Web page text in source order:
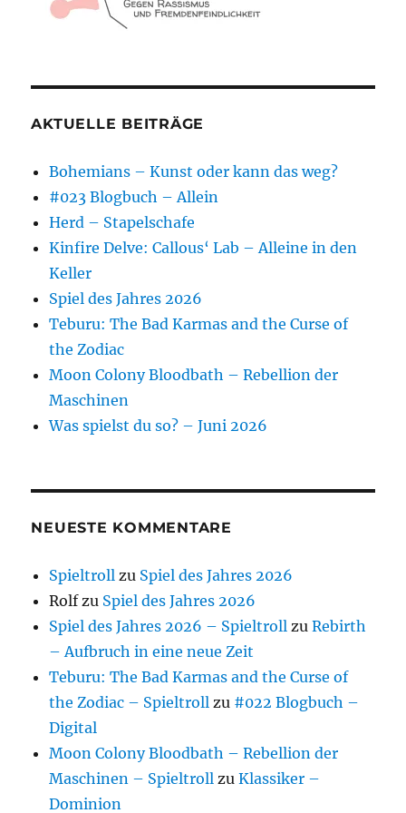
AKTUELLE BEITRÄGE
Bohemians – Kunst oder kann das weg?
#023 Blogbuch – Allein
Herd – Stapelschafe
Kinfire Delve: Callous‘ Lab – Alleine in den
Keller
Spiel des Jahres 2026
Teburu: The Bad Karmas and the Curse of
the Zodiac
Moon Colony Bloodbath – Rebellion der
Maschinen
Was spielst du so? – Juni 2026
NEUESTE KOMMENTARE
Spieltroll zu Spiel des Jahres 2026
Rolfzu Spiel des Jahres 2026
Spiel des Jahres 2026 – Spieltroll zuRebirth
– Aufbruch in eine neue Zeit
Teburu: The Bad Karmas and the Curse of
the Zodiac – Spieltroll zu #022 Blogbuch –
Digital
Moon Colony Bloodbath – Rebellion der
Maschinen – Spieltroll zuKlassiker –
Dominion